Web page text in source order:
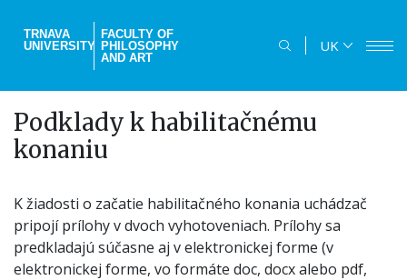
main
TRNAVA
UNIVERSITY
FACULTY OF
PHILOSOPHY
AND ART
UK
Podklady k habilitačnému
konaniu
K žiadosti o začatie habilitačného konania uchádzač
pripojí prílohy v dvoch vyhotoveniach. Prílohy sa
predkladajú súčasne aj v elektronickej forme (v
elektronickej forme, vo formáte doc, docx alebo pdf,